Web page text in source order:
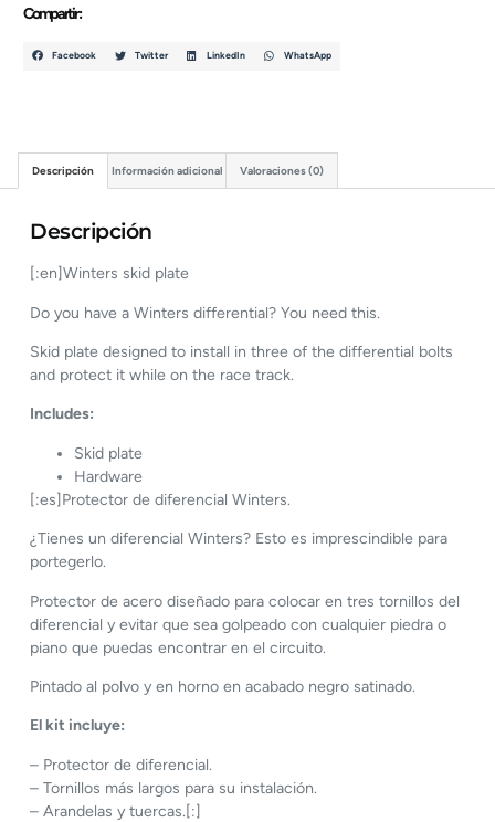
Compartir :
Facebook Twitter LinkedIn WhatsApp
Descripción Información adicional Valoraciones (0)
Descripción
[:en]Winters skid plate
Do you have a Winters differential? You need this.
Skid plate designed to install in three of the differential bolts
and protect it while on the race track.
Includes:
Skid plate
Hardware
[:es]Protector de diferencial Winters.
¿Tienes un diferencial Winters? Esto es imprescindible para
portegerlo.
Protector de acero diseñado para colocar en tres tornillos del
diferencial y evitar que sea golpeado con cualquier piedra o
piano que puedas encontrar en el circuito.
Pintado al polvo y en horno en acabado negro satinado.
El kit incluye:
– Protector de diferencial.
– Tornillos más largos para su instalación.
– Arandelas y tuercas.[:]